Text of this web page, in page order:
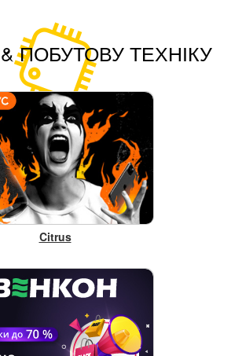
ПОБУТОВУ ТЕХНІКУ
Citrus